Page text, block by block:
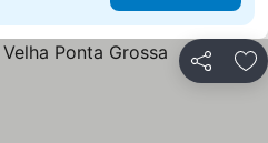
Partilhar